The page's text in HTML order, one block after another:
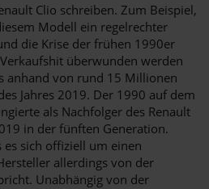
Clio schreiben. Zum Beispiel,
Modell ein regelrechter
die Krise der frühen 1990er
überwunden werden
anhand von rund 15 Millionen
Jahres 2019. Der 1990 auf dem
als Nachfolger des Renault
in der fünften Generation.
es sich offiziell um einen
allerdings von der
Unabhängig von der